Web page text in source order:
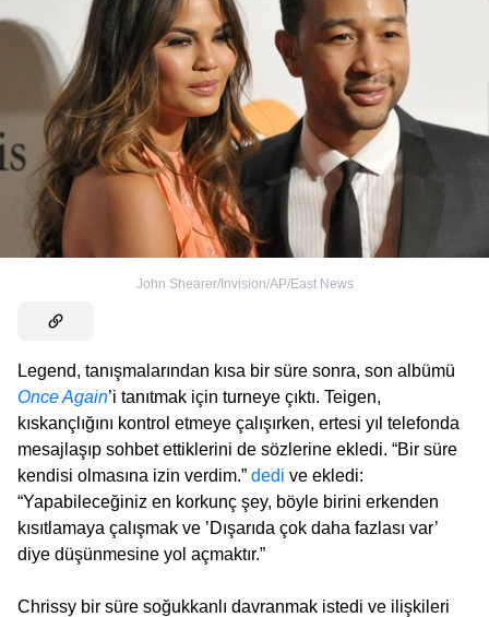
John Shearer/Invision/AP/East News
Legend, tanışmalarından kısa bir süre sonra, son albümü
Once Again’i tanıtmak için turneye çıktı. Teigen,
kıskançlığını kontrol etmeye çalışırken, ertesi yıl telefonda
mesajlaşıp sohbet ettiklerini de sözlerine ekledi. “Bir süre
kendisi olmasına izin verdim.” dedi ve ekledi:
“Yapabileceğiniz en korkunç şey, böyle birini erkenden
kısıtlamaya çalışmak ve ’Dışarıda çok daha fazlası var’
diye düşünmesine yol açmaktır.”
Chrissy bir süre soğukkanlı davranmak istedi ve ilişkileri